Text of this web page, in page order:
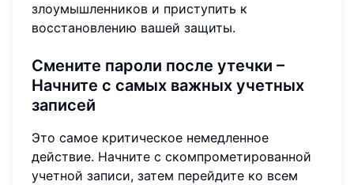
злоумышленников и приступить к
восстановлению вашей защиты.
Смените пароли после утечки –
Начните с самых важных учетных
записей
Это самое критическое немедленное
действие. Начните с скомпрометированной
учетной записи, затем перейдите ко всем